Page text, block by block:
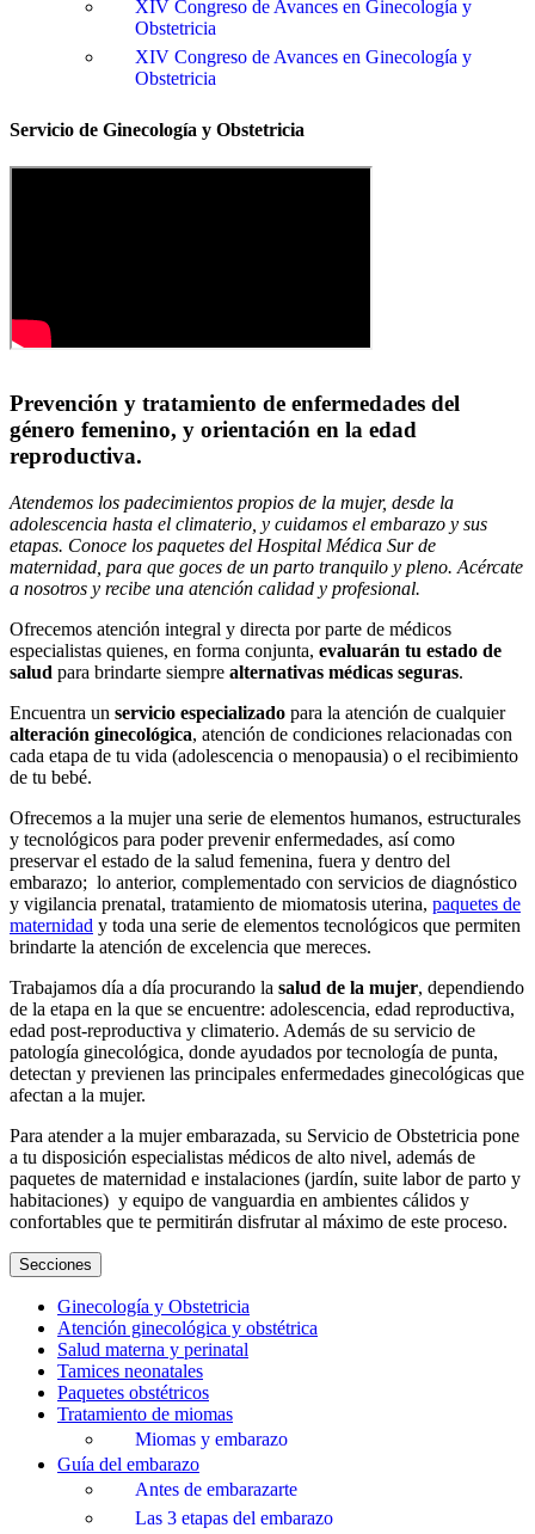
XIV Congreso de Avances en Ginecología y
Obstetricia
XIV Congreso de Avances en Ginecología y
Obstetricia
Servicio de Ginecología y Obstetricia
Prevención y tratamiento de enfermedades del
género femenino, y orientación en la edad
reproductiva.
Atendemos los padecimientos propios de la mujer, desde la
adolescencia hasta el climaterio, y cuidamos el embarazo y sus
etapas. Conoce los paquetes del Hospital Médica Sur de
maternidad, para que goces de un parto tranquilo y pleno. Acércate
a nosotros y recibe una atención calidad y profesional.
Ofrecemos atención integral y directa por parte de médicos
especialistas quienes, en forma conjunta, evaluarán tu estado de
salud para brindarte siempre alternativas médicas seguras.
Encuentra un servicio especializado para la atención de cualquier
alteración ginecológica, atención de condiciones relacionadas con
cada etapa de tu vida (adolescencia o menopausia) o el recibimiento
de tu bebé.
Ofrecemos a la mujer una serie de elementos humanos, estructurales
y tecnológicos para poder prevenir enfermedades, así como
preservar el estado de la salud femenina, fuera y dentro del
embarazo; lo anterior, complementado con servicios de diagnóstico
y vigilancia prenatal, tratamiento de miomatosis uterina, paquetes de
maternidad y toda una serie de elementos tecnológicos que permiten
brindarte la atención de excelencia que mereces.
Trabajamos día a día procurando la salud de la mujer, dependiendo
de la etapa en la que se encuentre: adolescencia, edad reproductiva,
edad post-reproductiva y climaterio. Además de su servicio de
patología ginecológica, donde ayudados por tecnología de punta,
detectan y previenen las principales enfermedades ginecológicas que
afectan a la mujer.
Para atender a la mujer embarazada, su Servicio de Obstetricia pone
a tu disposición especialistas médicos de alto nivel, además de
paquetes de maternidad e instalaciones (jardín, suite labor de parto y
habitaciones) y equipo de vanguardia en ambientes cálidos y
confortables que te permitirán disfrutar al máximo de este proceso.
Secciones
Ginecología y Obstetricia
Atención ginecológica y obstétrica
Salud materna y perinatal
Tamices neonatales
Paquetes obstétricos
Tratamiento de miomas
Miomas y embarazo
Guía del embarazo
Antes de embarazarte
Las 3 etapas del embarazo